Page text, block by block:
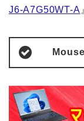
J6-A7G50WT-A